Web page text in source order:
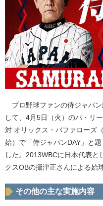
プロ野球ファンの侍ジャパ
して、4月5日（火）のパ・リ
対 オリックス・バファローズ
始）で「侍ジャパンDAY」と
した。2013WBCに日本代表
クスOBの攝津正さんによる始
その他の主な実施内容